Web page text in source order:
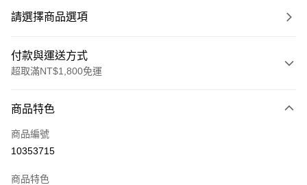
請選擇商品選項
付款與運送方式
超取滿NT$1,800免運
信用卡一次付款
超商取貨付款
商品特色
商品編號
10353715
商品特色